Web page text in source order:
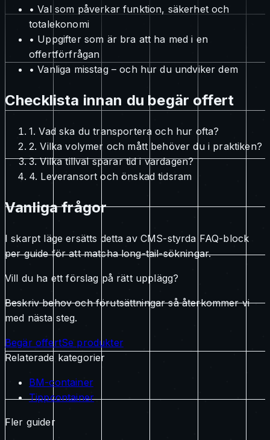
• Val som påverkar funktion, säkerhet och
totalekonomi
• Uppgifter som är bra att ha med i en
offertförfrågan
• Vanliga misstag – och hur du undviker dem
Checklista innan du begär offert
1. Vad ska du transportera och hur ofta?
2. Vilka volymer och mått behöver du i praktiken?
3. Vilka tillval sparar tid i vardagen?
4. Leveransort och önskad tidsram
Vanliga frågor
I skarpt läge ersätts detta av CMS-styrda FAQ-block
per guide för att matcha long-tail-sökningar.
Vill du ha ett förslag på rätt upplägg?
Beskriv behov och förutsättningar så återkommer vi
med nästa steg.
Begär offertSe produkter
Relaterade kategorier
BM-container
Tippcontainer
Fler guider